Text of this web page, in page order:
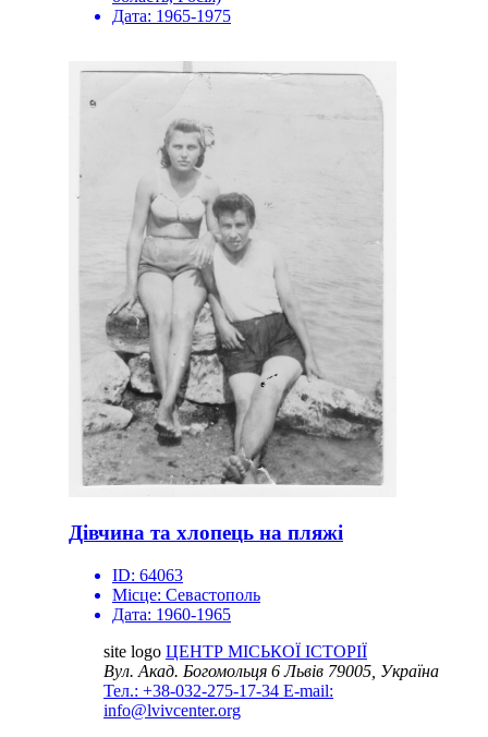
Дата: 1965-1975
Дівчина та хлопець на пляжі
ID: 64063
Місце: Севастополь
Дата: 1960-1965
site logo ЦЕНТР МІСЬКОЇ ІСТОРІЇ
Вул. Акад. Богомольця 6Львів 79005, Україна
Тел.: +38-032-275-17-34 E-mail:
info@lvivcenter.org